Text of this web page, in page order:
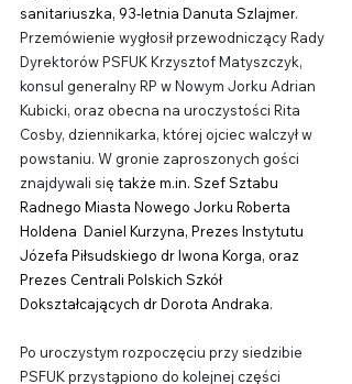
sanitariuszka, 93-letnia Danuta Szlajmer.
Przemówienie wygłosił przewodniczący Rady
Dyrektorów PSFUK Krzysztof Matyszczyk,
konsul generalny RP w Nowym Jorku Adrian
Kubicki, oraz obecna na uroczystości Rita
Cosby, dziennikarka, której ojciec walczył w
powstaniu. W gronie zaproszonych gości
znajdywali się także m.in. Szef Sztabu
Radnego Miasta Nowego Jorku Roberta
Holdena  Daniel Kurzyna, Prezes Instytutu
Józefa Piłsudskiego dr Iwona Korga, oraz
Prezes Centrali Polskich Szkół
Dokształcających dr Dorota Andraka.
Po uroczystym rozpoczęciu przy siedzibie
PSFUK przystąpiono do kolejnej części